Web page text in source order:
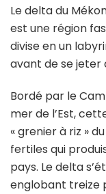
Le delta du
est une région
divise en un
avant de se jeter
Bordé par le
mer de l’Est,
« grenier à riz »
fertiles qui
pays. Le delta
englobant treize